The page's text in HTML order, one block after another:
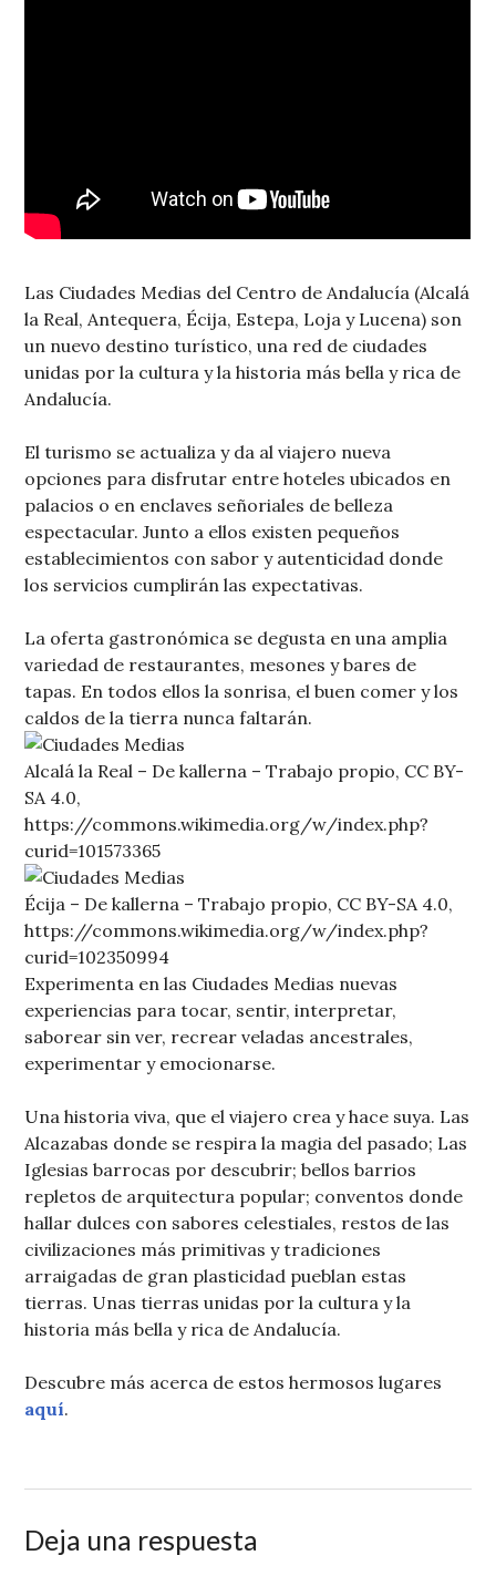
Las Ciudades Medias del Centro de Andalucía (Alcalá
la Real, Antequera, Écija, Estepa, Loja y Lucena) son
un nuevo destino turístico, una red de ciudades
unidas por la cultura y la historia más bella y rica de
Andalucía.
El turismo se actualiza y da al viajero nueva
opciones para disfrutar entre hoteles ubicados en
palacios o en enclaves señoriales de belleza
espectacular. Junto a ellos existen pequeños
establecimientos con sabor y autenticidad donde
los servicios cumplirán las expectativas.
La oferta gastronómica se degusta en una amplia
variedad de restaurantes, mesones y bares de
tapas. En todos ellos la sonrisa, el buen comer y los
caldos de la tierra nunca faltarán.
Alcalá la Real – De kallerna – Trabajo propio, CC BY-
SA 4.0,
https://commons.wikimedia.org/w/index.php?
curid=101573365
Écija – De kallerna – Trabajo propio, CC BY-SA 4.0,
https://commons.wikimedia.org/w/index.php?
curid=102350994
Experimenta en las Ciudades Medias nuevas
experiencias para tocar, sentir, interpretar,
saborear sin ver, recrear veladas ancestrales,
experimentar y emocionarse.
Una historia viva, que el viajero crea y hace suya. Las
Alcazabas donde se respira la magia del pasado; Las
Iglesias barrocas por descubrir; bellos barrios
repletos de arquitectura popular; conventos donde
hallar dulces con sabores celestiales, restos de las
civilizaciones más primitivas y tradiciones
arraigadas de gran plasticidad pueblan estas
tierras. Unas tierras unidas por la cultura y la
historia más bella y rica de Andalucía.
Descubre más acerca de estos hermosos lugares
aquí.
2011
ANTEQUERA
CIUDADES
Deja una respuesta